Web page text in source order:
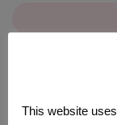
This website